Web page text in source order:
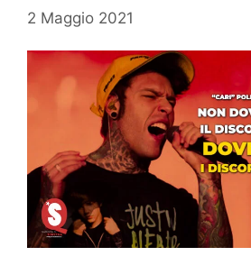
2 Maggio 2021